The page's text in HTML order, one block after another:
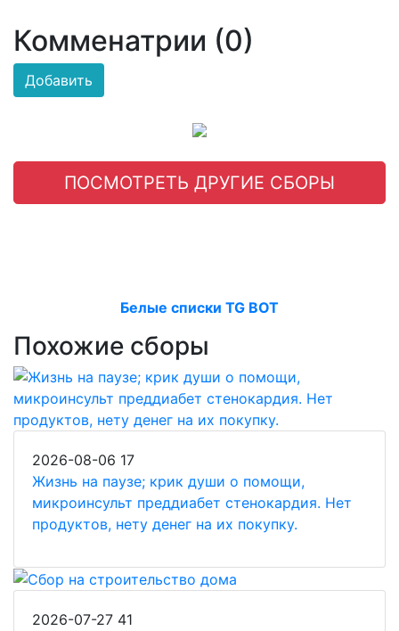
Комменатрии (0)
Добавить
ПОСМОТРЕТЬ ДРУГИЕ СБОРЫ
Белые списки TG BOT
Похожие сборы
2026-08-06 17
Жизнь на паузе; крик души о помощи,
микроинсульт преддиабет стенокардия. Нет
продуктов, нету денег на их покупку.
2026-07-27 41